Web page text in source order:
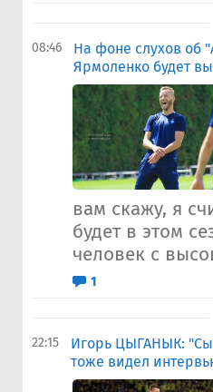
08:46
На фоне слухов об
Ярмоленко будет
вам скажу, я
будет в этом
человек с
1
22:15
Игорь ЦЫГАНЫК:
тоже видел